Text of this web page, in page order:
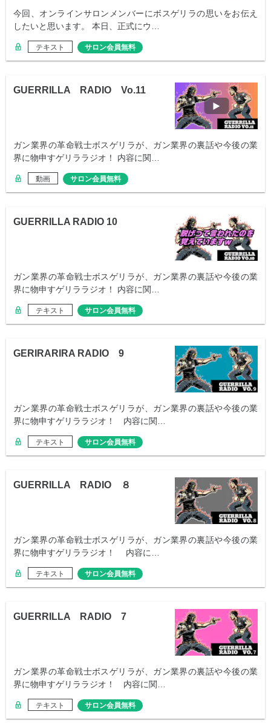
今回、オンラインサロンメンバーにボスゲリラの思いをお伝え
したいと思います。 本日、正式にウ…
テキスト サロン会員無料
GUERRILLA RADIO Vo.11
ガン業界の革命戦士ボスゲリラが、ガン業界の裏話や今後の業
界に物申すゲリララジオ！ 内容に関…
動画 サロン会員無料
GUERRILLA RADIO 10
ガン業界の革命戦士ボスゲリラが、ガン業界の裏話や今後の業
界に物申すゲリララジオ！ 内容に関…
テキスト サロン会員無料
GERIRARIRA RADIO 9
ガン業界の革命戦士ボスゲリラが、ガン業界の裏話や今後の業
界に物申すゲリララジオ！ 内容に関…
テキスト サロン会員無料
GUERRILLA RADIO ８
ガン業界の革命戦士ボスゲリラが、ガン業界の裏話や今後の業
界に物申すゲリララジオ！ 内容に…
テキスト サロン会員無料
GUERRILLA RADIO 7
ガン業界の革命戦士ボスゲリラが、ガン業界の裏話や今後の業
界に物申すゲリララジオ！ 内容に関…
テキスト サロン会員無料